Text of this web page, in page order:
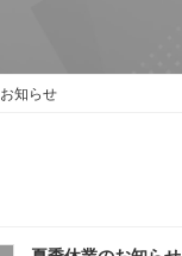
お知らせ